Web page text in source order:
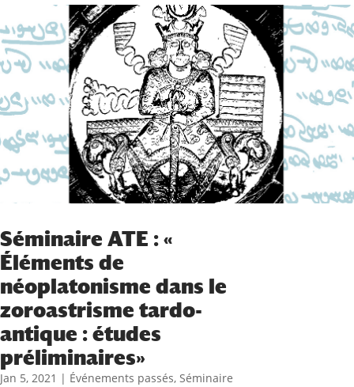
Séminaire ATE : «
Éléments de
néoplatonisme dans le
zoroastrisme tardo-
antique : études
préliminaires»
Jan 5, 2021 | Événements passés, Séminaire